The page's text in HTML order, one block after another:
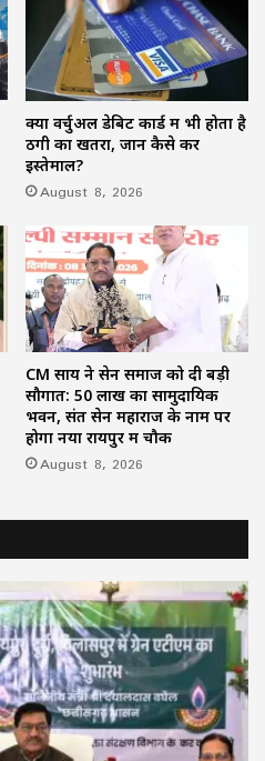
क्या वर्चुअल डेबिट कार्ड में भी होता है
ठगी का खतरा, जानें कैसे करें
इस्तेमाल?
August 8, 2026
CM साय ने सेन समाज को दी बड़ी
सौगात: 50 लाख का सामुदायिक
भवन, संत सेन महाराज के नाम पर
होगा नया रायपुर में चौक
August 8, 2026